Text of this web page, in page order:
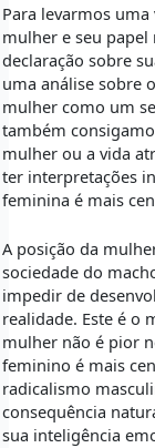
Para levarmos
mulher e seu papel
declaração sobre
uma análise sobre
mulher como um
também
mulher ou a vida
ter interpretações
feminina é mais
A posição da
sociedade do
impedir de
realidade. Este é o
mulher não é pior
feminino é mais
radicalismo
consequência
sua inteligência